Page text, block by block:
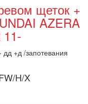
щеток +
AZERA
H/X